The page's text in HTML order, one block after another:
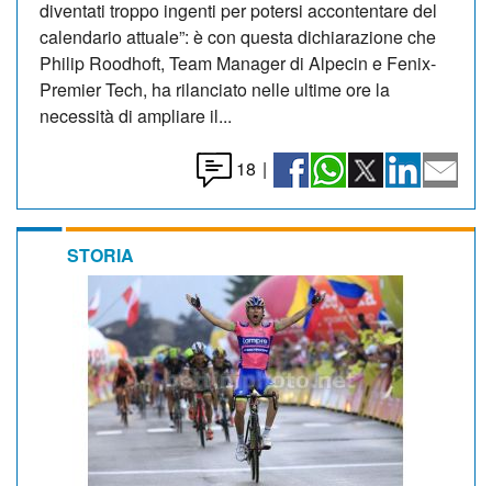
diventati troppo ingenti per potersi accontentare del
calendario attuale”: è con questa dichiarazione che
Philip Roodhoft, Team Manager di Alpecin e Fenix-
Premier Tech, ha rilanciato nelle ultime ore la
necessità di ampliare il...
18 |
STORIA